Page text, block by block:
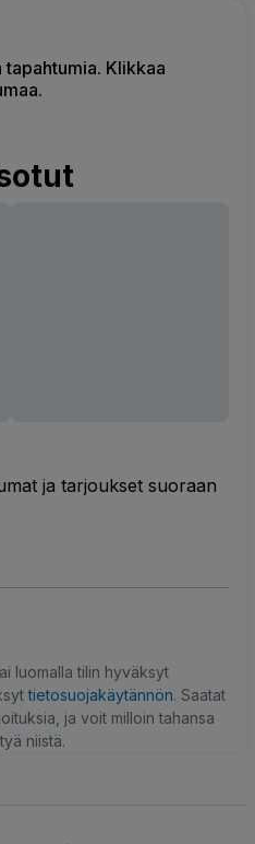
Klikkaa
ja tarjoukset suoraan
luomalla tilin hyväksyt
tietosuojakäytännön. Saatat
ja voit milloin tahansa
niistä.